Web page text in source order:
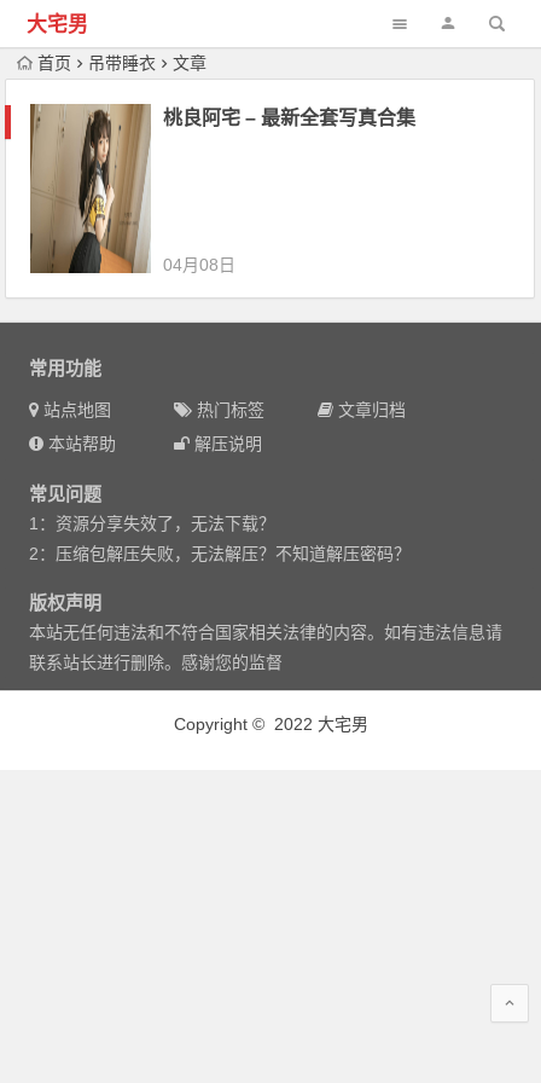
大宅男
首页 吊带睡衣 文章
桃良阿宅 – 最新全套写真合集
04月08日
常用功能
站点地图 热门标签
文章归档
本站帮助
解压说明
常见问题
1：资源分享失效了，无法下载？
2：压缩包解压失败，无法解压？不知道解压密码？
版权声明
本站无任何违法和不符合国家相关法律的内容。如有违法信息请
联系站长进行删除。感谢您的监督
Copyright © 2022 大宅男